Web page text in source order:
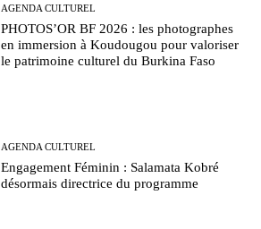
AGENDA CULTUREL
PHOTOS’OR BF 2026 : les photographes
en immersion à Koudougou pour valoriser
le patrimoine culturel du Burkina Faso
AGENDA CULTUREL
Engagement Féminin : Salamata Kobré
désormais directrice du programme